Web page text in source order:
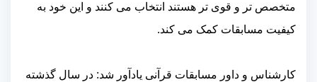
متخصص تر و قوی تر هستند انتخاب می کنند و این خود به
کیفیت مسابقات کمک می کند‌.
کارشناس و داور مسابقات قرآنی یادآور شد: در سال گذشته